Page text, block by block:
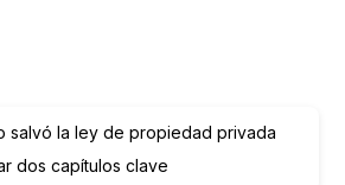
salvó la ley de propiedad privada
dos capítulos clave